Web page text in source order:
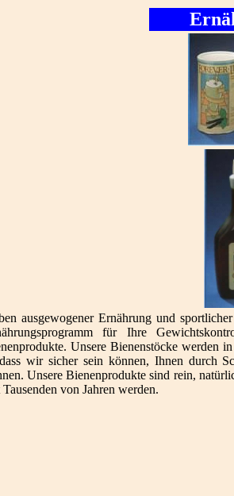
ausgewogener Ernährung und
für Ihre
Unsere Bienenstöcke werden
wir sicher sein können, Ihnen durch
Unsere Bienenprodukte sind rein,
Tausenden von Jahren werden.